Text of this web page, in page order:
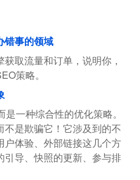
错事的领域
取流量和订单，说明你，
策略。
一种综合性的优化策略。
是欺骗它！它涉及到的不
户体验、外部链接这几个方
导、快照的更新、参与排